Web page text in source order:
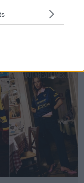
Fulham para